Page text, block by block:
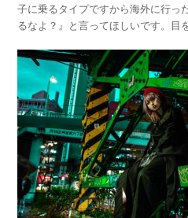
子に乗るタイプですから海外に行っ
るなよ？』と言ってほしいです。目